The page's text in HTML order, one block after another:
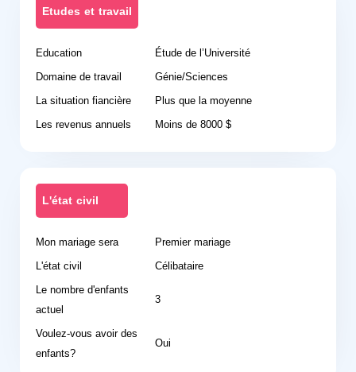
Etudes et travail
Education
Étude de l’Université
Domaine de travail
Génie/Sciences
La situation fiancière
Plus que la moyenne
Les revenus annuels
Moins de 8000 $
L'état civil
Mon mariage sera
Premier mariage
L'état civil
Célibataire
Le nombre d'enfants
actuel
3
Voulez-vous avoir des
enfants?
Oui